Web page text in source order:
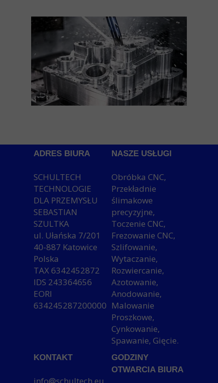
NASZE USŁUGI
Obróbka CNC,
Przekładnie
ślimakowe
precyzyjne,
Toczenie CNC,
Frezowanie CNC,
Szlifowanie,
Wytaczanie,
Rozwiercanie,
Azotowanie,
Anodowanie,
Malowanie
Proszkowe,
Cynkowanie,
Spawanie, Gięcie.
GODZINY
OTWARCIA BIURA
ADRES BIURA
SCHULTECH
TECHNOLOGIE
DLA PRZEMYSŁU
SEBASTIAN
SZULTKA
ul. Ułańska 7/201
40-887 Katowice
Polska
TAX 6342452872
IDS 243364656
EORI
634245287200000
KONTAKT